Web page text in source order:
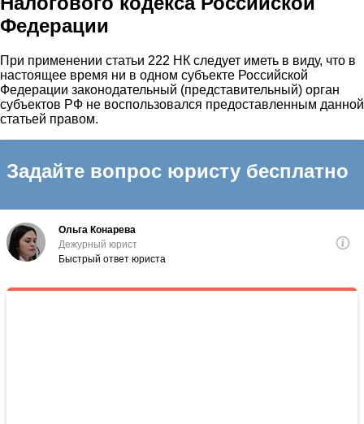
Федерации
При применении статьи 222 НК следует иметь в виду, что в
настоящее время ни в одном субъекте Российской
Федерации законодательный (представительный) орган
субъектов РФ не воспользовался предоставленным данной
статьей правом.